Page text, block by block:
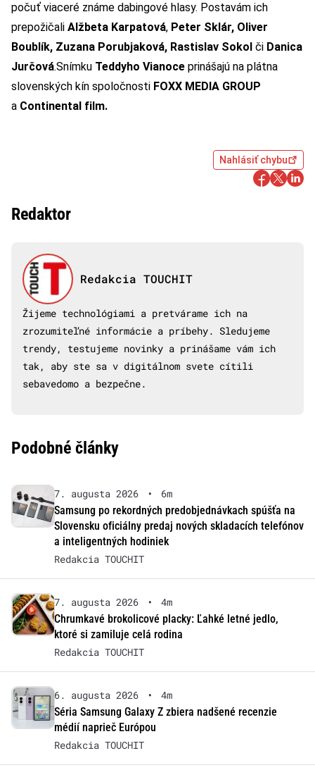
počuť viaceré známe dabingové hlasy. Postavám ich
prepožičali Alžbeta Karpatová, Peter Sklár, Oliver
Boublík, Zuzana Porubjaková, Rastislav Sokol či Danica
Jurčová.Snímku Teddyho Vianoce prinášajú na plátna
slovenských kín spoločnosti FOXX MEDIA GROUP
a Continental film.
Nahlásiť chybu
Redaktor
Redakcia TOUCHIT
Žijeme technológiami a pretvárame ich na
zrozumiteľné informácie a príbehy. Sledujeme
trendy, testujeme novinky a prinášame vám ich
tak, aby ste sa v digitálnom svete cítili
sebavedomo a bezpečne.
Podobné články
7. augusta 2026 •
6m
Samsung po rekordných predobjednávkach spúšťa na
Slovensku oficiálny predaj nových skladacích telefónov
a inteligentných hodiniek
Redakcia TOUCHIT
7. augusta 2026 •
4m
Chrumkavé brokolicové placky: Ľahké letné jedlo,
ktoré si zamiluje celá rodina
Redakcia TOUCHIT
6. augusta 2026 •
4m
Séria Samsung Galaxy Z zbiera nadšené recenzie
médií naprieč Európou
Redakcia TOUCHIT